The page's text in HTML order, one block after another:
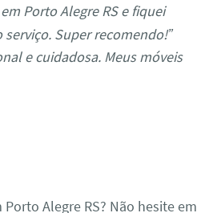
Porto Alegre RS e fiquei
Super recomendo!”
e cuidadosa. Meus móveis
Alegre RS? Não hesite em